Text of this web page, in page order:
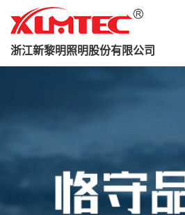
浙江新黎明照明股份有限公司